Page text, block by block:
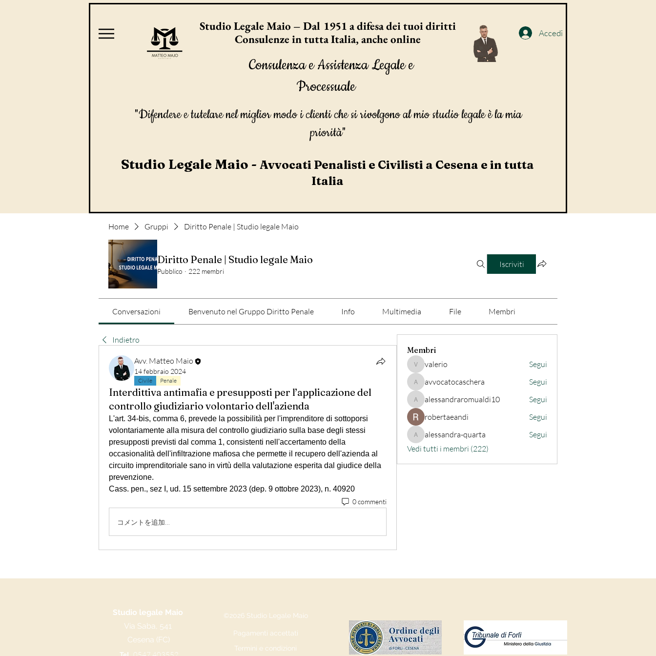
Studio Legale Maio – Dal 1951 a difesa dei tuoi diritti
Consulenze in tutta Italia, anche online
Consulenza e Assistenza Legale e
Processuale
Accedi
"Difendere e tutelare nel miglior modo i clienti che si rivolgono al mio studio legale è la mia
priorità"
Studio Legale Maio - Avvocati Penalisti e Civilisti a Cesena e in tutta
Italia
Home Gruppi Diritto Penale | Studio legale Maio
Diritto Penale | Studio legale Maio
Pubblico · 222 membri
Iscriviti
Conversazioni Benvenuto nel Gruppo Diritto Penale Info Multimedia File Membri
Indietro
Avv. Matteo Maio
14 febbraio 2024
Civile Penale
Interdittiva antimafia e presupposti per l’applicazione del
controllo giudiziario volontario dell'azienda
L'art. 34-bis, comma 6, prevede la possibilità per l'imprenditore di sottoporsi
volontariamente alla misura del controllo giudiziario sulla base degli stessi
presupposti previsti dal comma 1, consistenti nell'accertamento della
occasionalità dell'infiltrazione mafiosa che permette il recupero dell'azienda al
circuito imprenditoriale sano in virtù della valutazione esperita dal giudice della
prevenzione.
Cass. pen., sez I, ud. 15 settembre 2023 (dep. 9 ottobre 2023), n. 40920
0 commenti
コメントを追加…
Membri
valeriovalerio Segui
avvocatocaschera
avvocatocaschera Segui
alessandraromualdi10
alessandraromualdi10
Segui
robertaeandi
Segui
alessandra-quarta
alessandra-quarta
Segui
Vedi tutti i membri (222)
Studio legale Maio
Via Saba, 541
Cesena (FC)
©2026 Studio Legale Maio
Pagamenti accettati
Termini e condizioni